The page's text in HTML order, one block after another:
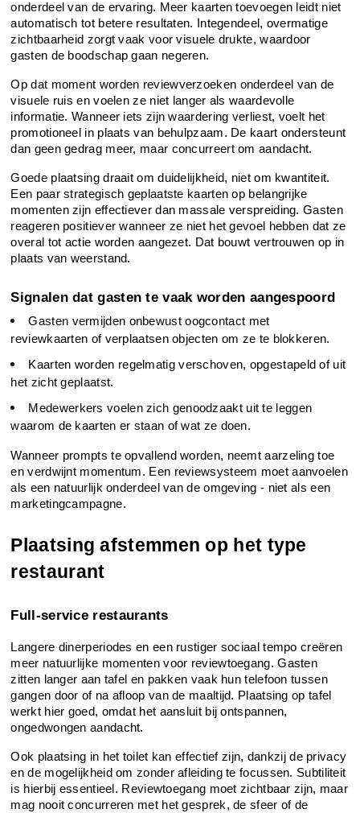
onderdeel van de ervaring. Meer kaarten toevoegen leidt niet
automatisch tot betere resultaten. Integendeel, overmatige
zichtbaarheid zorgt vaak voor visuele drukte, waardoor
gasten de boodschap gaan negeren.
Op dat moment worden reviewverzoeken onderdeel van de
visuele ruis en voelen ze niet langer als waardevolle
informatie. Wanneer iets zijn waardering verliest, voelt het
promotioneel in plaats van behulpzaam. De kaart ondersteunt
dan geen gedrag meer, maar concurreert om aandacht.
Goede plaatsing draait om duidelijkheid, niet om kwantiteit.
Een paar strategisch geplaatste kaarten op belangrijke
momenten zijn effectiever dan massale verspreiding. Gasten
reageren positiever wanneer ze niet het gevoel hebben dat ze
overal tot actie worden aangezet. Dat bouwt vertrouwen op in
plaats van weerstand.
Signalen dat gasten te vaak worden aangespoord
Gasten vermijden onbewust oogcontact met
reviewkaarten of verplaatsen objecten om ze te blokkeren.
Kaarten worden regelmatig verschoven, opgestapeld of uit
het zicht geplaatst.
Medewerkers voelen zich genoodzaakt uit te leggen
waarom de kaarten er staan of wat ze doen.
Wanneer prompts te opvallend worden, neemt aarzeling toe
en verdwijnt momentum. Een reviewsysteem moet aanvoelen
als een natuurlijk onderdeel van de omgeving - niet als een
marketingcampagne.
Plaatsing afstemmen op het type
restaurant
Full-service restaurants
Langere dinerperiodes en een rustiger sociaal tempo creëren
meer natuurlijke momenten voor reviewtoegang. Gasten
zitten langer aan tafel en pakken vaak hun telefoon tussen
gangen door of na afloop van de maaltijd. Plaatsing op tafel
werkt hier goed, omdat het aansluit bij ontspannen,
ongedwongen aandacht.
Ook plaatsing in het toilet kan effectief zijn, dankzij de privacy
en de mogelijkheid om zonder afleiding te focussen. Subtiliteit
is hierbij essentieel. Reviewtoegang moet zichtbaar zijn, maar
mag nooit concurreren met het gesprek, de sfeer of de